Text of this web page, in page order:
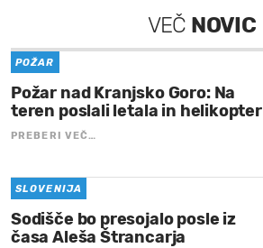
VEČ NOVIC
POŽAR
Požar nad Kranjsko Goro: Na
teren poslali letala in helikopter
PREBERI VEČ…
SLOVENIJA
Sodišče bo presojalo posle iz
časa Aleša Štrancarja